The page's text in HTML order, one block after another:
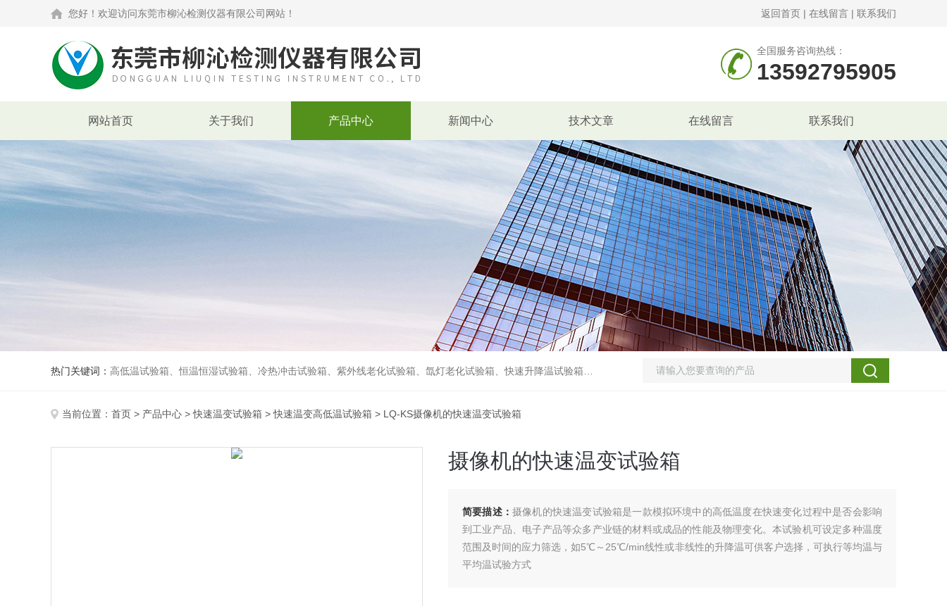
您好！欢迎访问东莞市柳沁检测仪器有限公司网站！ 返回首页 | 在线留言 | 联系我们
全国服务咨询热线：
13592795905
网站首页 关于我们 产品中心 新闻中心 技术文章 在线留言 联系我们
热门关键词： 高低温试验箱、恒温恒湿试验箱、冷热冲击试验箱、紫外线老化试验箱、氙灯老化试验箱、快速升降温试验箱、淋雨试验箱、砂尘试验箱、步入式恒温恒湿试验室、高温老化房、真空及无尘干燥试验箱、盐水喷雾试验箱、跌落试验机、电磁振动台等各类环境仪器和力学试验设备。
当前位置： 首页 > 产品中心 >快速温变试验箱 >快速温变高低温试验箱 > LQ-KS摄像机的快速温变试验箱
摄像机的快速温变试验箱
简要描述： 摄像机的快速温变试验箱是一款模拟环境中的高低温度在快速变化过程中是否会影响
到工业产品、电子产品等众多产业链的材料或成品的性能及物理变化。本试验机可设定多种温度
范围及时间的应力筛选，如5℃～25℃/min线性或非线性的升降温可供客户选择，可执行等均温与
平均温试验方式